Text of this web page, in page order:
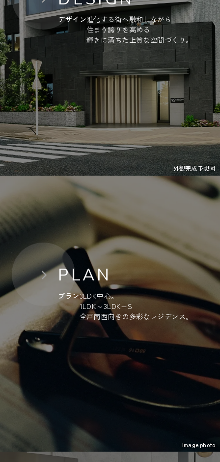
外観完成予想図
デザイン進化する街へ融和しながら
住まう誇りを高める
輝きに満ちた上質な空間づくり。
Image photo
PLAN
プラン3LDK中心。
1LDK～3LDK+S
全戸南西向きの多彩なレジデンス。